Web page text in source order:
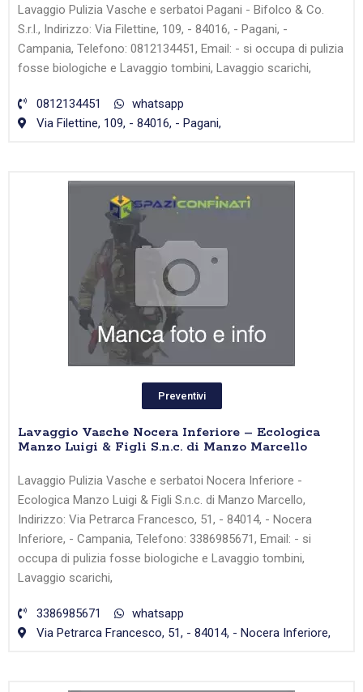
Lavaggio Pulizia Vasche e serbatoi Pagani - Bifolco & Co.
S.r.l., Indirizzo: Via Filettine, 109, - 84016, - Pagani, -
Campania, Telefono: 0812134451, Email: - si occupa di pulizia
fosse biologiche e Lavaggio tombini, Lavaggio scarichi,
0812134451
whatsapp
Via Filettine, 109, - 84016, - Pagani,
Preventivi
Lavaggio Vasche Nocera Inferiore – Ecologica
Manzo Luigi & Figli S.n.c. di Manzo Marcello
Lavaggio Pulizia Vasche e serbatoi Nocera Inferiore -
Ecologica Manzo Luigi & Figli S.n.c. di Manzo Marcello,
Indirizzo: Via Petrarca Francesco, 51, - 84014, - Nocera
Inferiore, - Campania, Telefono: 3386985671, Email: - si
occupa di pulizia fosse biologiche e Lavaggio tombini,
Lavaggio scarichi,
3386985671
whatsapp
Via Petrarca Francesco, 51, - 84014, - Nocera Inferiore,